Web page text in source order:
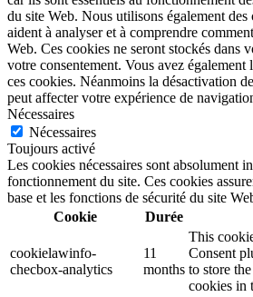
du site Web. Nous utilisons également
aident à analyser et à comprendre
Web. Ces cookies ne seront stockés dans
votre consentement. Vous avez également
ces cookies. Néanmoins la désactivation
peut affecter votre expérience de
Nécessaires
Nécessaires
Toujours activé
Les cookies nécessaires sont absolument
fonctionnement du site. Ces cookies
base et les fonctions de sécurité du site
Cookie
Durée
cookielawinfo-
checbox-analytics
11
months
This
Consent
to store
cookies in